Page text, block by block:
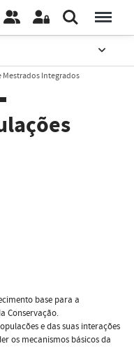
Mestrados Integrados
base para a
Conservação.
e das suas interações
os mecanismos básicos da